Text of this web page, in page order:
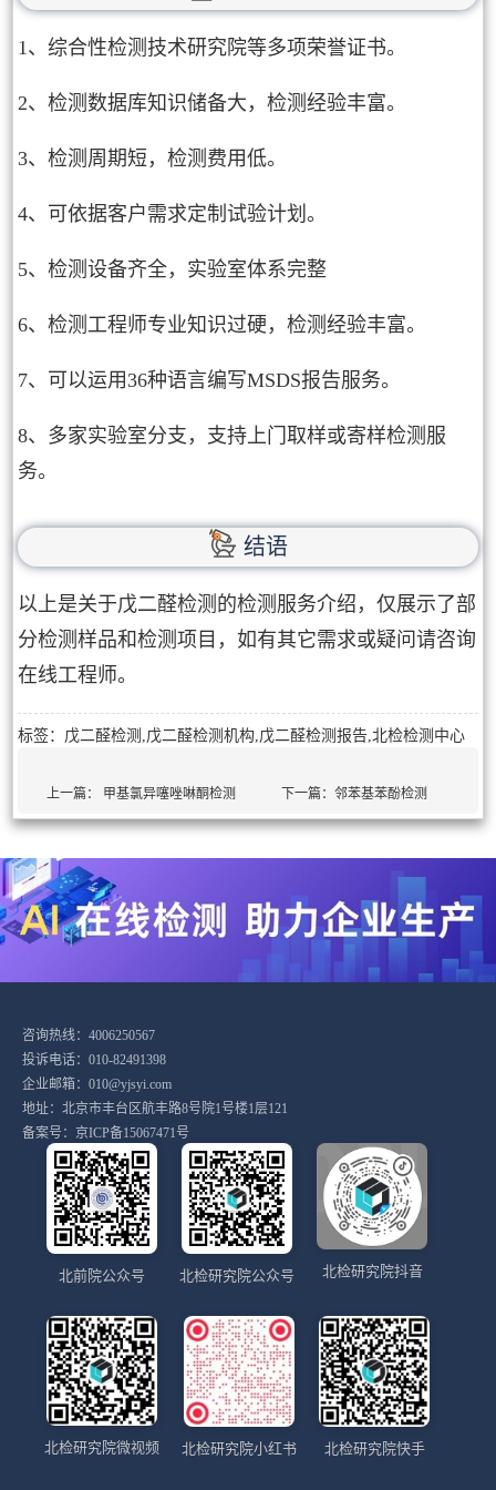
1、综合性检测技术研究院等多项荣誉证书。
2、检测数据库知识储备大，检测经验丰富。
3、检测周期短，检测费用低。
4、可依据客户需求定制试验计划。
5、检测设备齐全，实验室体系完整
6、检测工程师专业知识过硬，检测经验丰富。
7、可以运用36种语言编写MSDS报告服务。
8、多家实验室分支，支持上门取样或寄样检测服
务。
结语
以上是关于戊二醛检测的检测服务介绍，仅展示了部
分检测样品和检测项目，如有其它需求或疑问请咨询
在线工程师。
标签：戊二醛检测,戊二醛检测机构,戊二醛检测报告,北检检测中心
上一篇： 甲基氯异噻唑啉酮检测 下一篇：邻苯基苯酚检测
咨询热线：4006250567
投诉电话：010-82491398
企业邮箱：010@yjsyi.com
地址：北京市丰台区航丰路8号院1号楼1层121
备案号： 京ICP备15067471号
北前院公众号 北检研究院公众号 北检研究院抖音
北检研究院微视频 北检研究院小红书 北检研究院快手